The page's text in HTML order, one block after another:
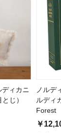
ィカニ
とじ）
ノルデ
ルデ
Forest
￥